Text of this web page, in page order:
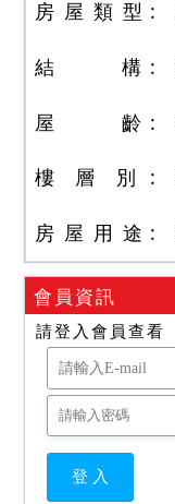
房 屋 類 型
結 構
屋 齡
樓 層 別
房 屋 用 途
會員資訊
請登入會員查看